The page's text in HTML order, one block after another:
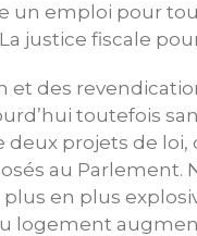
un emploi pour
justice fiscale
et des
toutefois
projets de
au
en plus
logement